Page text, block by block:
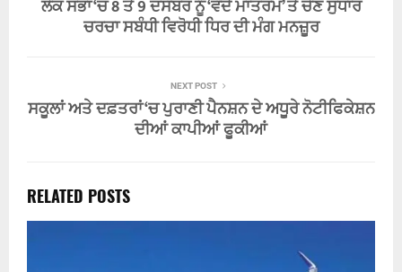
ਲੋਕ ਸਭਾ ‘ਚ 8 ਤੇ 9 ਦਸੰਬਰ ਨੂੰ ‘ਵੰਦੇ ਮਾਤਰਮ’ ਤੇ ਚੋਣ ਸੁਧਾਰ
ਚਰਚਾ ਸਬੰਧੀ ਵਿਰੋਧੀ ਧਿਰ ਦੀ ਮੰਗ ਮਨਜ਼ੂਰ
NEXT POST
ਸਕੂਲਾਂ ਅਤੇ ਦਫ਼ਤਰਾਂ ‘ਚ ਪੁਰਾਣੀ ਪੈਨਸ਼ਨ ਦੇ ਅਧੂਰੇ ਨੋਟੀਫਿਕੇਸ਼ਨ
ਦੀਆਂ ਕਾਪੀਆਂ ਫੂਕੀਆਂ
RELATED POSTS